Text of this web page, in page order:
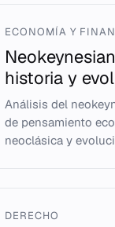
ECONOMÍA Y
historia y
Análisis del
de pensamiento
neoclásica y
DERECHO